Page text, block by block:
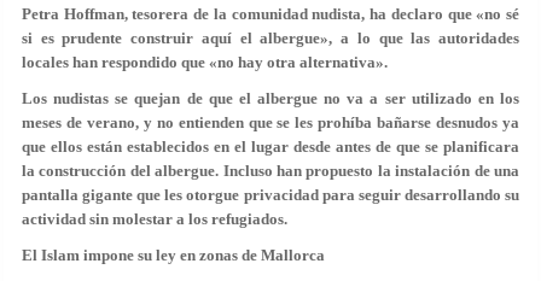
Petra Hoffman, tesorera de la comunidad nudista, ha declaro que «no sé
si es prudente construir aquí el albergue», a lo que las autoridades
locales han respondido que «no hay otra alternativa».
Los nudistas se quejan de que el albergue no va a ser utilizado en los
meses de verano, y no entienden que se les prohíba bañarse desnudos ya
que ellos están establecidos en el lugar desde antes de que se planificara
la construcción del albergue. Incluso han propuesto la instalación de una
pantalla gigante que les otorgue privacidad para seguir desarrollando su
actividad sin molestar a los refugiados.
El Islam impone su ley en zonas de Mallorca